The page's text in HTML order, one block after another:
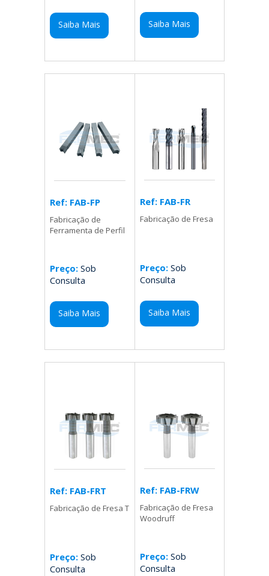
Saiba Mais Saiba Mais
Ref: FAB-FP
Fabricação de
Ferramenta de Perfil
Preço: Sob
Consulta
Saiba Mais
Ref: FAB-FR
Fabricação de Fresa
Preço:Sob
Consulta
Saiba Mais
Ref: FAB-FRT
Fabricação de Fresa T
Preço: Sob
Consulta
Ref: FAB-FRW
Fabricação de Fresa
Woodruff
Preço:Sob
Consulta